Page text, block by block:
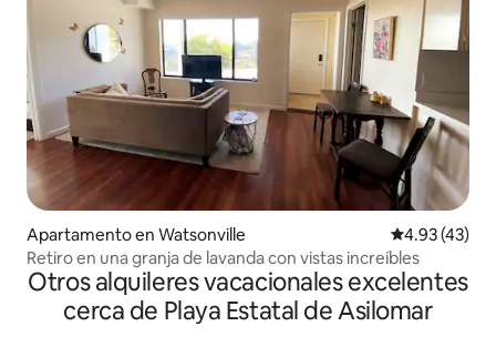
Apartamento en Watsonville Calificación
4.93 (43)
Retiro en una granja de lavanda con vistas increíbles
Otros alquileres vacacionales excelentes
cerca de Playa Estatal de Asilomar